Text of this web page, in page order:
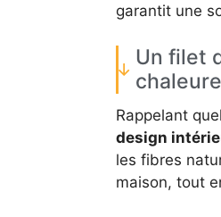
garantit une
Un filet
Rappelant
design
les fibres
maison, tout